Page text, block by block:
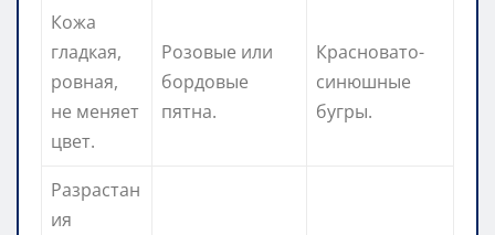
Кожа
гладкая,
ровная,
не меняет
цвет.
Розовые или
бордовые
пятна.
Красновато-
синюшные
бугры.
Разрастан
ия